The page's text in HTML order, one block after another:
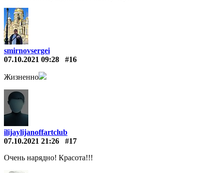
smirnovsergei
07.10.2021 09:28
#16
Жизненно
ilijaylijanoffartclub
07.10.2021 21:26
#17
Очень нарядно! Красота!!!